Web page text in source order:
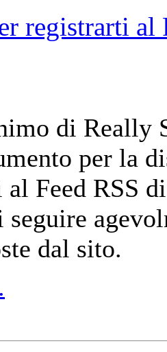
registrarti al
di Really
per la
al Feed RSS
dal sito.